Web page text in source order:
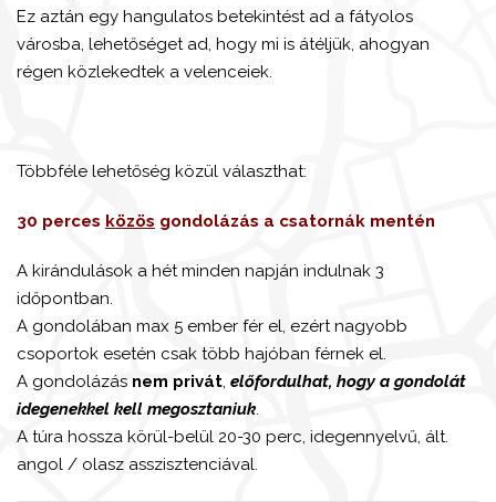
Ez aztán egy hangulatos betekintést ad a fátyolos
városba, lehetőséget ad, hogy mi is átéljük, ahogyan
régen közlekedtek a velenceiek.
Többféle lehetőség közül választhat:
30 perces közös gondolázás a csatornák mentén
A kirándulások a hét minden napján indulnak 3
időpontban.
A gondolában max 5 ember fér el, ezért nagyobb
csoportok esetén csak több hajóban férnek el.
A gondolázás nem privát előfordulhat, hogy a gondolát
idegenekkel kell megosztaniuk
A túra hossza körül-belül 20-30 perc, idegennyelvű, ált.
angol / olasz asszisztenciával.